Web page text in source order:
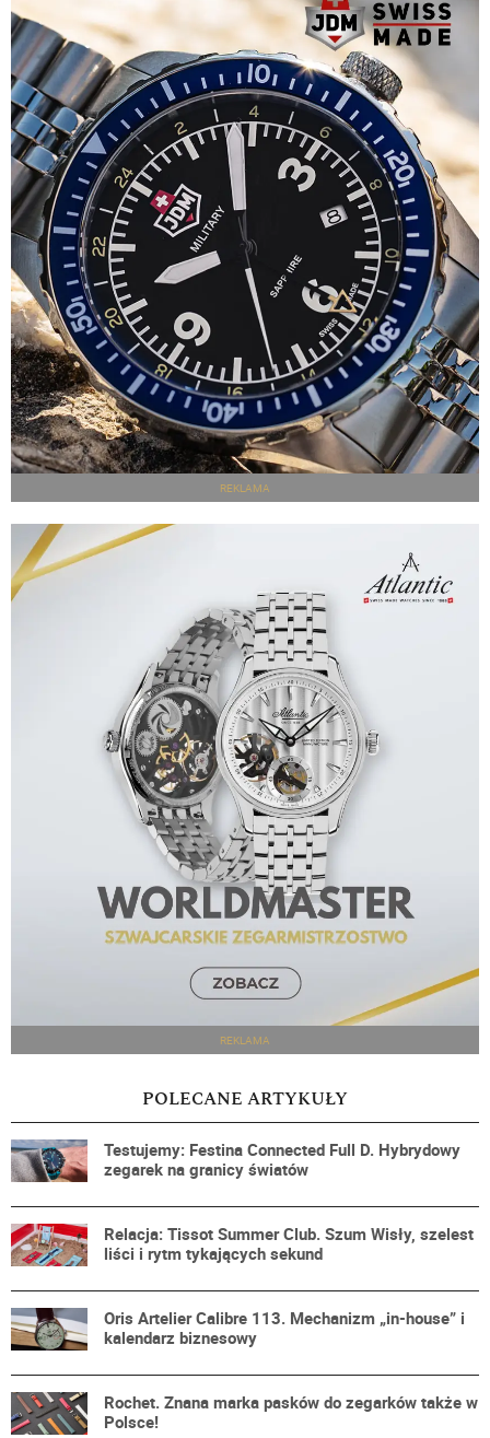
REKLAMA
REKLAMA
POLECANE ARTYKUŁY
Testujemy: Festina Connected Full D. Hybrydowy
zegarek na granicy światów
Relacja: Tissot Summer Club. Szum Wisły, szelest
liści i rytm tykających sekund
Oris Artelier Calibre 113. Mechanizm „in-house” i
kalendarz biznesowy
Rochet. Znana marka pasków do zegarków także w
Polsce!